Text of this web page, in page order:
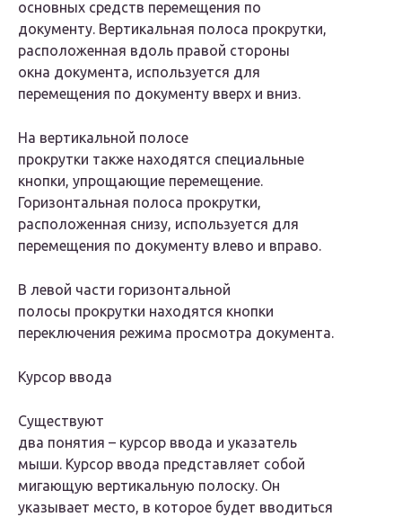
основных средств перемещения по
документу. Вертикальная полоса прокрутки,
расположенная вдоль правой стороны
окна документа, используется для
перемещения по документу вверх и вниз.
На вертикальной полосе
прокрутки также находятся специальные
кнопки, упрощающие перемещение.
Горизонтальная полоса прокрутки,
расположенная снизу, используется для
перемещения по документу влево и вправо.
В левой части горизонтальной
полосы прокрутки находятся кнопки
переключения режима просмотра документа.
Курсор ввода
Существуют
два понятия – курсор ввода и указатель
мыши. Курсор ввода представляет собой
мигающую вертикальную полоску. Он
указывает место, в которое будет вводиться